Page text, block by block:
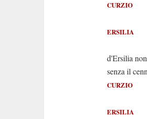
CURZIO
E
ERSILIA
d'Ersilia
senza il
CURZIO
E
ERSILIA